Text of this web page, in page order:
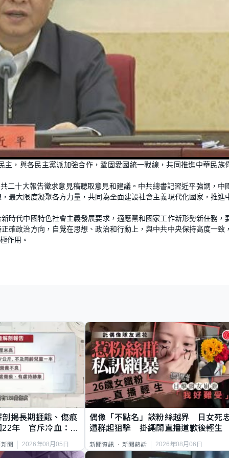
，與各民主黨派加強合作，鞏固愛國統一戰線，共同推進中華民族
二十大報告徵求意見稿聽取意見和建議。中共總書記習近平強調，中
最大限度凝聚各方力量，共同為全面建設社會主義現代化國家，推進
時代中國特色社會主義發展要求，適應黨和國家工作新形勢新任務，
確政治方向，自覺在思想、政治和行動上，與中共中央保持高度一致
作用。
揭長期捱餓、傷痕
年 官斥冷血：同
聞 2026年08月05日
偶像「不點名」談粉絲越界 日女死
遭群起狙擊 掛繩開直播道歉後輕生
新聞資訊 新聞熱話 2026年08月06日